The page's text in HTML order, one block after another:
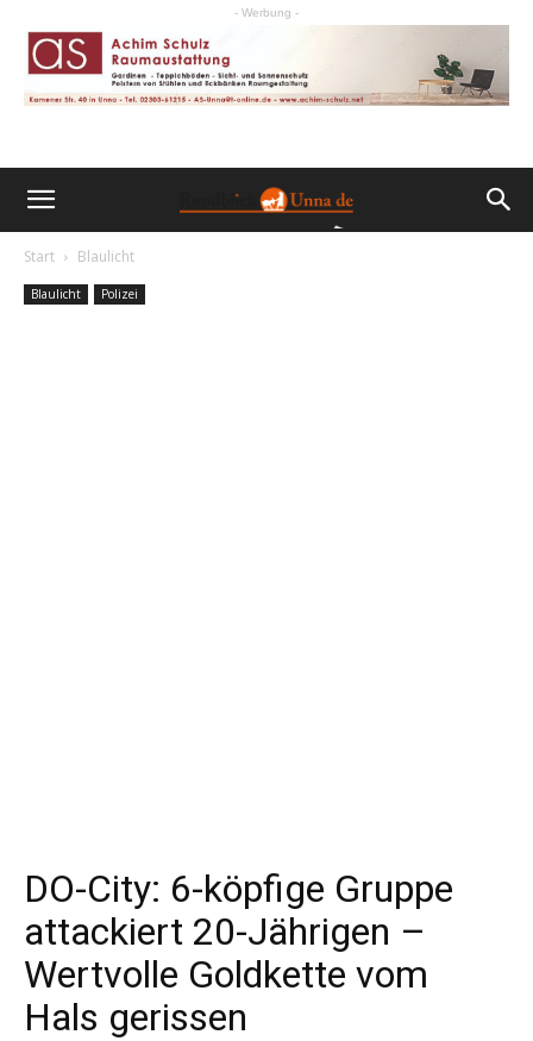
- Werbung -
Start Blaulicht
Blaulicht Polizei
DO-City: 6-köpfige Gruppe
attackiert 20-Jährigen –
Wertvolle Goldkette vom
Hals gerissen